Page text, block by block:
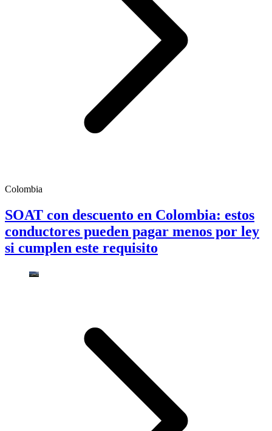
Colombia
SOAT con descuento en Colombia: estos
conductores pueden pagar menos por ley
si cumplen este requisito